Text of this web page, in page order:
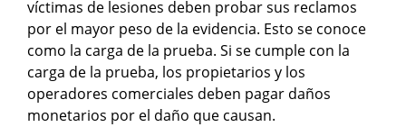
víctimas de lesiones deben probar sus reclamos
por el mayor peso de la evidencia. Esto se conoce
como la carga de la prueba. Si se cumple con la
carga de la prueba, los propietarios y los
operadores comerciales deben pagar daños
monetarios por el daño que causan.